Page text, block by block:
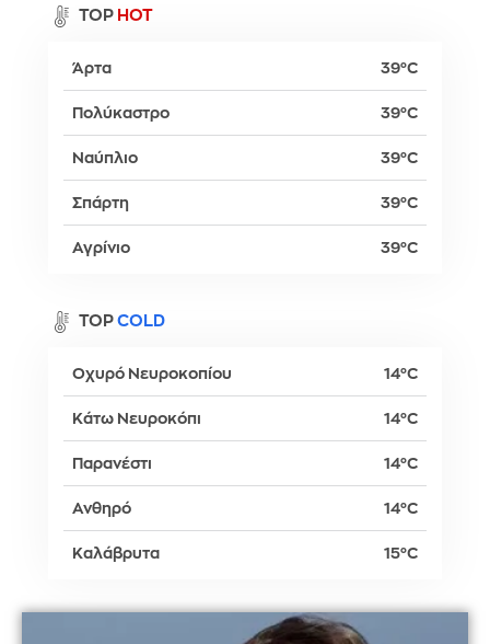
TOP HOT
Άρτα 39°C
Πολύκαστρο 39°C
Ναύπλιο 39°C
Σπάρτη 39°C
Αγρίνιο 39°C
TOP COLD
Οχυρό Νευροκοπίου 14°C
Κάτω Νευροκόπι 14°C
Παρανέστι 14°C
Ανθηρό 14°C
Καλάβρυτα 15°C